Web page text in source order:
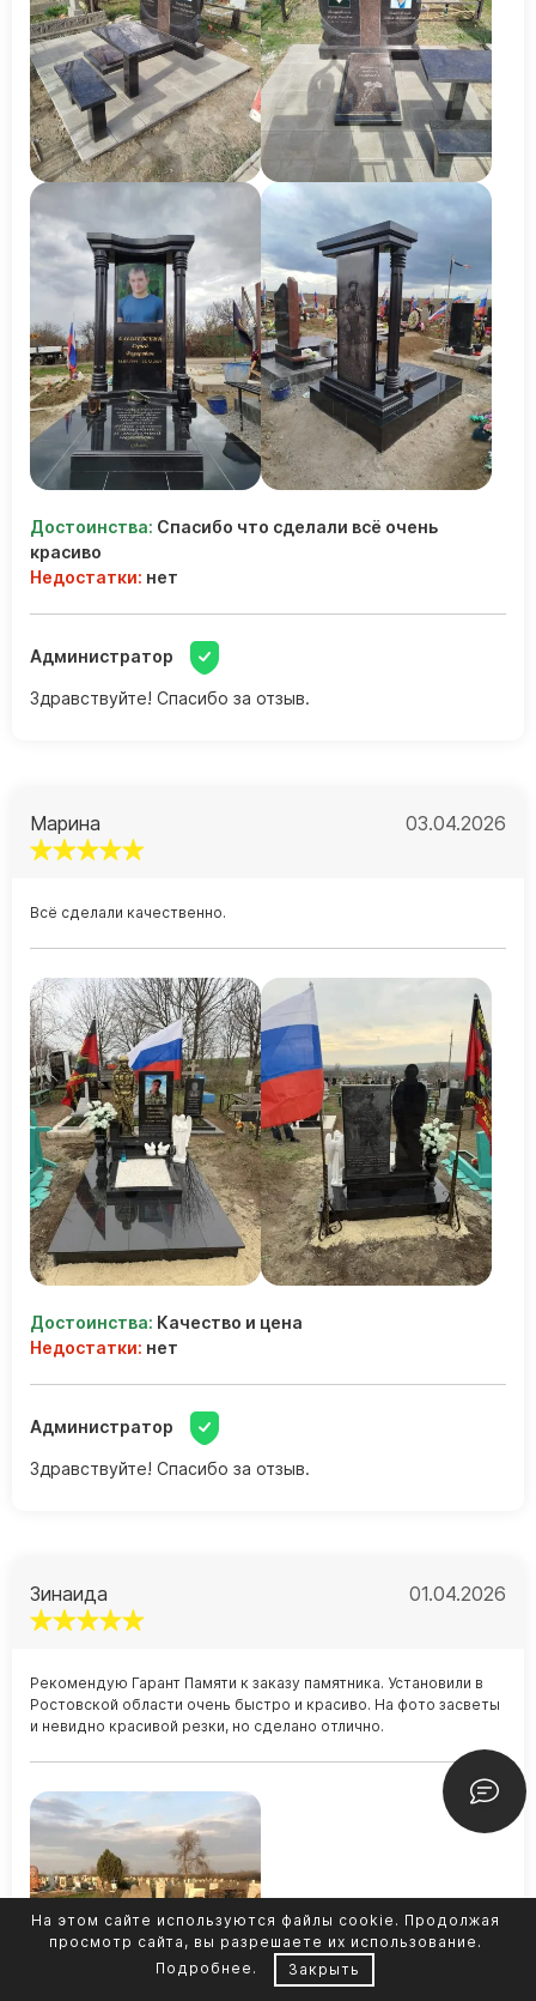
Достоинства: Спасибо что сделали всё очень
красиво
Недостатки: нет
Администратор
Здравствуйте! Спасибо за отзыв.
Марина 03.04.2026
Достоинства: Качество и цена
Недостатки: нет
Всё сделали качественно.
Администратор
Здравствуйте! Спасибо за отзыв.
Зинаида 01.04.2026
Рекомендую Гарант Памяти к заказу памятника. Установили в
Ростовской области очень быстро и красиво. На фото засветы
и невидно красивой резки, но сделано отлично.
На этом сайте используются файлы cookie. Продолжая
просмотр сайта, вы разрешаете их использование.
Подробнее . Закрыть